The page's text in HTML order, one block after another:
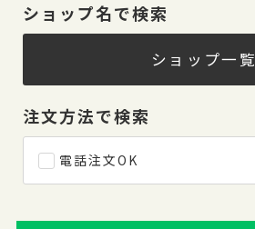
ショップ名で検索
ショップ一覧
注文方法で検索
電話注文OK